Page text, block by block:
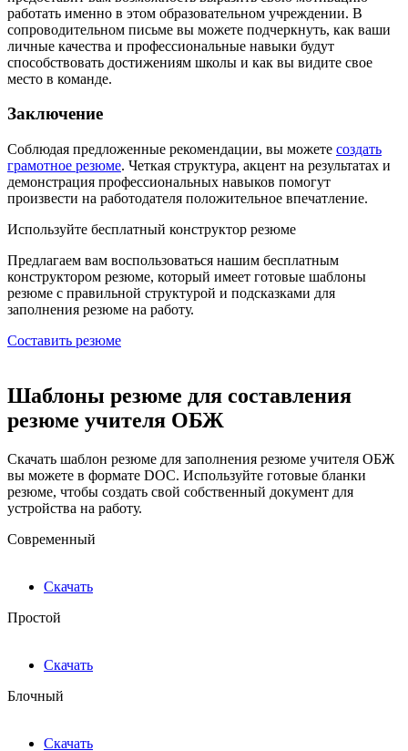
работать именно в этом образовательном учреждении. В
сопроводительном письме вы можете подчеркнуть, как ваши
личные качества и профессиональные навыки будут
способствовать достижениям школы и как вы видите свое
место в команде.
Заключение
Соблюдая предложенные рекомендации, вы можете создать
грамотное резюме. Четкая структура, акцент на результатах и
демонстрация профессиональных навыков помогут
произвести на работодателя положительное впечатление.
Используйте бесплатный конструктор резюме
Предлагаем вам воспользоваться нашим бесплатным
конструктором резюме, который имеет готовые шаблоны
резюме с правильной структурой и подсказками для
заполнения резюме на работу.
Составить резюме
Шаблоны резюме для составления
резюме учителя ОБЖ
Скачать шаблон резюме для заполнения резюме учителя ОБЖ
вы можете в формате DOC. Используйте готовые бланки
резюме, чтобы создать свой собственный документ для
устройства на работу.
Современный
Скачать
Простой
Скачать
Блочный
Скачать